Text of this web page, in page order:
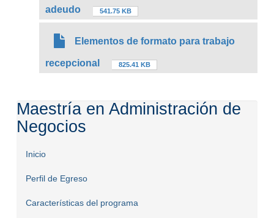
adeudo 541.75 KB
Elementos de formato para trabajo
recepcional 825.41 KB
Maestría en Administración de
Negocios
Inicio
Perfil de Egreso
Características del programa